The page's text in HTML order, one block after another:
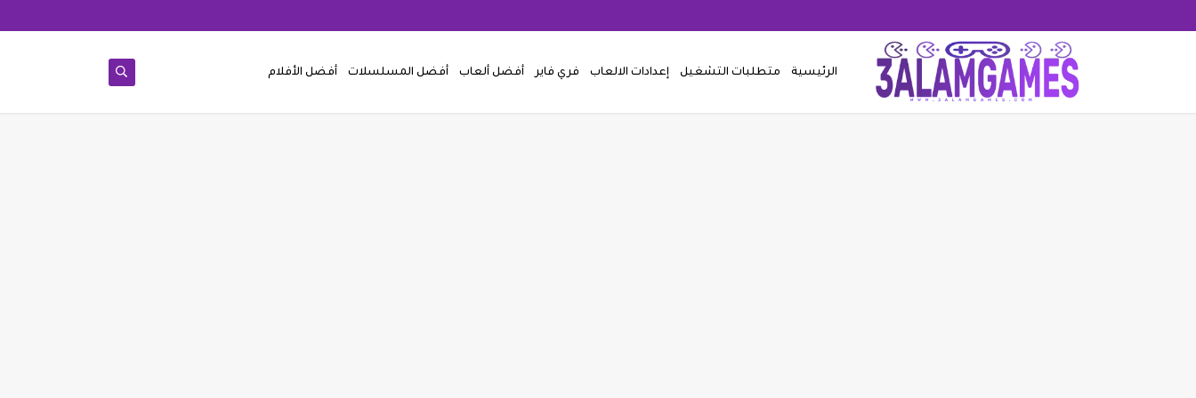
الرئيسية متطلبات التشغيل إعدادات الالعاب فري فاير أفضل ألعاب أفضل المسلسلات أفضل الأفلام